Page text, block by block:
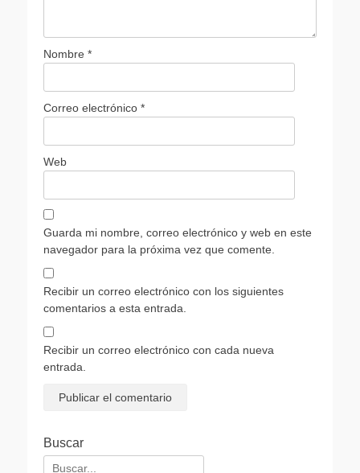
Nombre *
Correo electrónico *
Web
Guarda mi nombre, correo electrónico y web en este
navegador para la próxima vez que comente.
Recibir un correo electrónico con los siguientes
comentarios a esta entrada.
Recibir un correo electrónico con cada nueva
entrada.
Buscar
Buscar: